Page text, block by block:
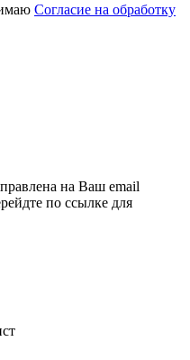
Согласие на обработку
на Ваш email
по ссылке для